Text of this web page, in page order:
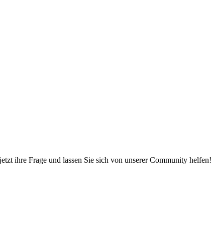
ihre Frage und lassen Sie sich von unserer Community helfen!